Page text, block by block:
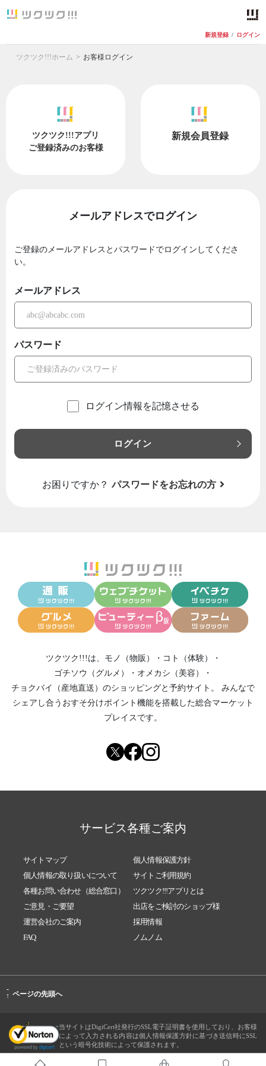
新規登録 / ログイン
ツクツク!!!ホーム お客様ログイン
ツクツク!!!アプリ
ご登録済みのお客様
新規会員登録
メールアドレスでログイン
ご登録のメールアドレスとパスワードでログインしてくださ
い。
メールアドレス
パスワード
ログイン情報を記憶させる
ログイン
お困りですか？ パスワードをお忘れの方
ツクツク!!!は、 モノ（物販） ・ コト（体験）
・
ゴチソウ（グルメ）
・ オメカシ（美容）
・
チョクバイ（産地直送） のショッピングと予約サイト。
みんなで
シェアし合う おすそ分けポイント機能を搭載した総合マーケット
プレイスです。
サービス各種ご案内
サイトマップ
個人情報保護方針
個人情報の取り扱いについて
サイトご利用規約
各種お問い合わせ（総合窓口）
ツクツク!!!アプリとは
ご意見・ご要望
出店をご検討のショップ様
運営会社のご案内
採用情報
FAQ
ノムノム
-
↑ ページの先頭へ
当サイトはDigiCert社発行のSSL電子証明書を使用しており、お客様
によって入力される内容は個人情報保護方針に基づき送信時にSSL
という暗号化技術によって保護されます。